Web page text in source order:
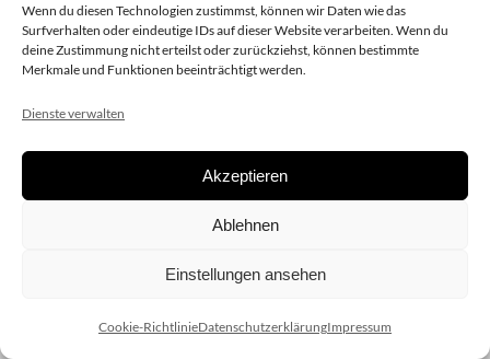
Wenn du diesen Technologien zustimmst, können wir Daten wie das
Surfverhalten oder eindeutige IDs auf dieser Website verarbeiten. Wenn du
deine Zustimmung nicht erteilst oder zurückziehst, können bestimmte
Merkmale und Funktionen beeinträchtigt werden.
Dienste verwalten
Akzeptieren
Ablehnen
Einstellungen ansehen
Cookie-RichtlinieDatenschutzerklärungImpressum
Copyright 2020 dieSCHAUsteller.at |Datenschützerklärung|
| Design:www.ARGEntur.at